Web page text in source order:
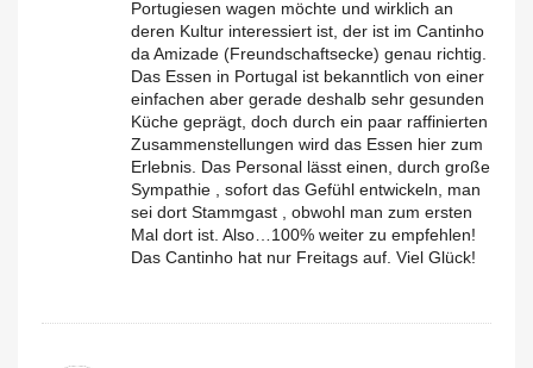
Portugiesen wagen möchte und wirklich an
deren Kultur interessiert ist, der ist im Cantinho
da Amizade (Freundschaftsecke) genau richtig.
Das Essen in Portugal ist bekanntlich von einer
einfachen aber gerade deshalb sehr gesunden
Küche geprägt, doch durch ein paar raffinierten
Zusammenstellungen wird das Essen hier zum
Erlebnis. Das Personal lässt einen, durch große
Sympathie , sofort das Gefühl entwickeln, man
sei dort Stammgast , obwohl man zum ersten
Mal dort ist. Also…100% weiter zu empfehlen!
Das Cantinho hat nur Freitags auf. Viel Glück!